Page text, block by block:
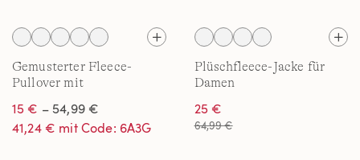
Gemusterter Fleece-
Pullover mit
15 € – 54,99 €
41,24 € mit Code: 6A3G
Plüschfleece-Jacke für
Damen
25 €
64,99 €